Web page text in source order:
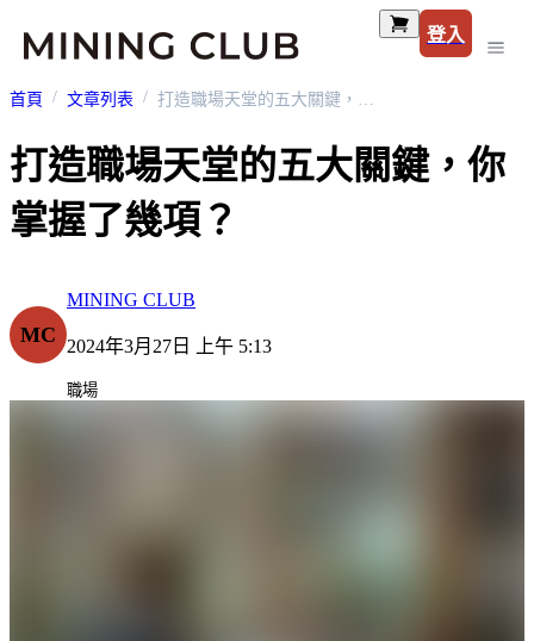
登入
首頁 文章列表 打造職場天堂的五大關鍵，你掌握了幾項？
打造職場天堂的五大關鍵，你
掌握了幾項？
MC
MINING CLUB
2024年3月27日 上午 5:13
職場